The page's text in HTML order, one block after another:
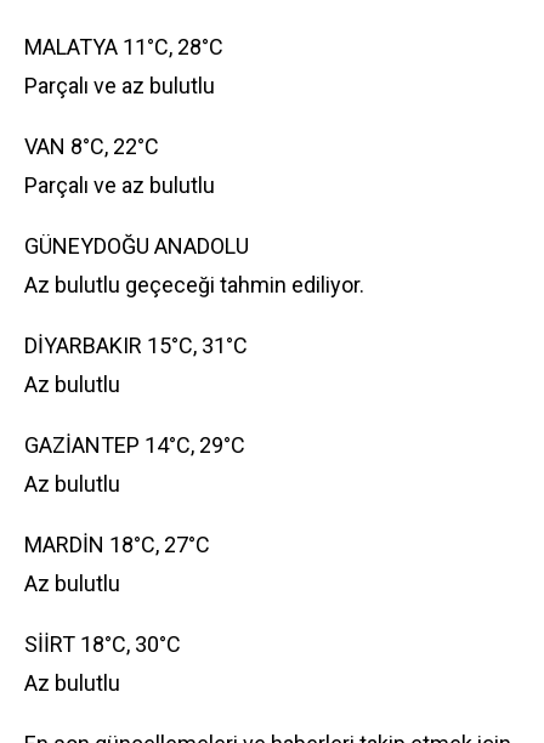
MALATYA 11°C, 28°C
Parçalı ve az bulutlu
VAN 8°C, 22°C
Parçalı ve az bulutlu
GÜNEYDOĞU ANADOLU
Az bulutlu geçeceği tahmin ediliyor.
DİYARBAKIR 15°C, 31°C
Az bulutlu
GAZİANTEP 14°C, 29°C
Az bulutlu
MARDİN 18°C, 27°C
Az bulutlu
SİİRT 18°C, 30°C
Az bulutlu